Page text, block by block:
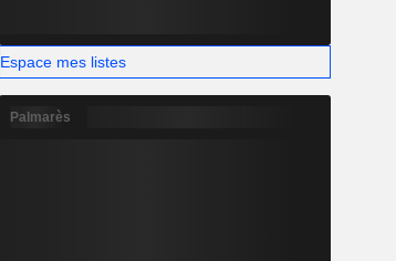
Espace mes listes
Palmarès